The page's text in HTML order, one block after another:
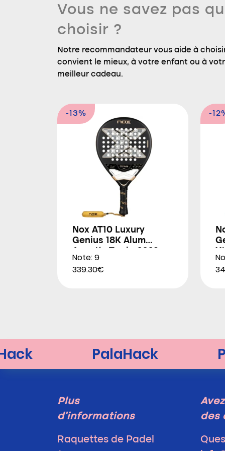
Vous ne savez pas
choisir ?
Notre recommandateur vous aide à
convient le mieux, à votre enfant ou à
meilleur cadeau.
-13%
Nox AT10 Luxury
Genius 18K Alum
Note: 9
339.30€
-
Plus
d'informations
Raquettes de Padel
des